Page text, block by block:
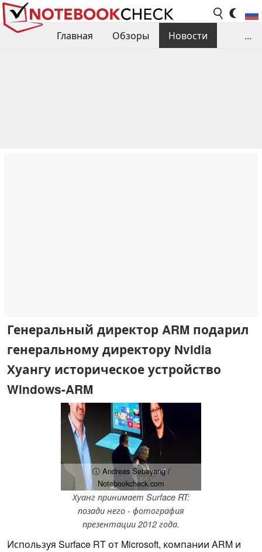
Главная Обзоры
Новости
...
Генеральный директор ARM подарил
генеральному директору Nvidia
Хуангу историческое устройство
Windows-ARM
ⓘ Andreas Sebayang /
Notebookcheck.com
Хуанг принимает Surface RT:
позади него - фотография
презентации 2012 года.
Используя Surface RT от Microsoft, компании ARM и